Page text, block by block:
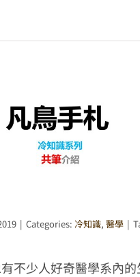
| Categories: 冷知識, 醫學 |
不少人好奇醫學系內